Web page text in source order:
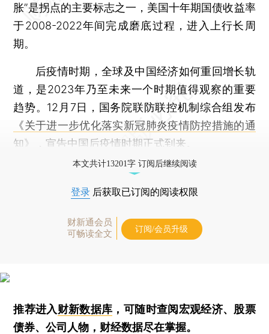
胀”是拐点的主要标志之一，美国十年期国债收益率
于2008-2022年间完成磨底过程，进入上行长周
期。
后疫情时期，全球及中国经济如何重回增长轨
道，是2023年乃至未来一个时期值得观察的重要
趋势。12月7日，国务院联防联控机制综合组发布
《关于进一步优化落实新冠肺炎疫情防控措施的通
知》
，宣告中国后疫情时期正式到来。
本文共计13201字 订阅后继续阅读
登录 后获取已订阅的阅读权限
财新通会员
可畅读全文
订阅/会员升级
推荐进入财新数据库 ，可随时查阅宏观经济、股票
债券、公司人物，财经数据尽在掌握。